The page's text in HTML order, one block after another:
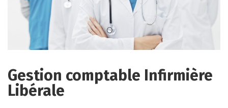
Gestion comptable Infirmière
Libérale